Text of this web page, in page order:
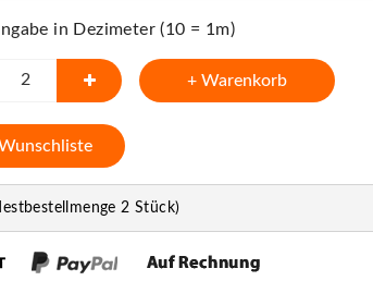
in Dezimeter (10 = 1m)
+ Warenkorb
2 Stück)